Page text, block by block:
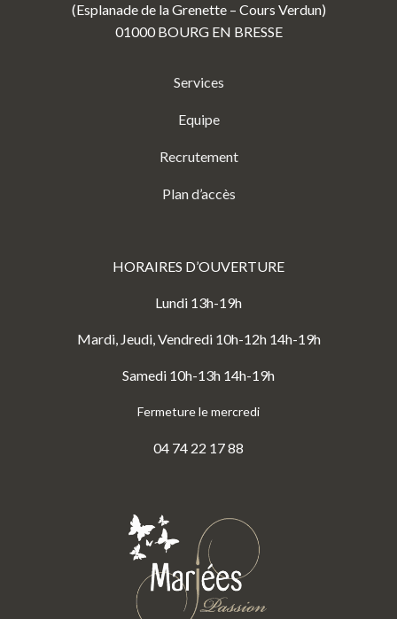
(Esplanade de la Grenette – Cours Verdun)
01000 BOURG EN BRESSE
Services
Equipe
Recrutement
Plan d’accès
HORAIRES D’OUVERTURE
Lundi 13h-19h
Mardi, Jeudi, Vendredi 10h-12h 14h-19h
Samedi 10h-13h 14h-19h
Fermeture le mercredi
04 74 22 17 88